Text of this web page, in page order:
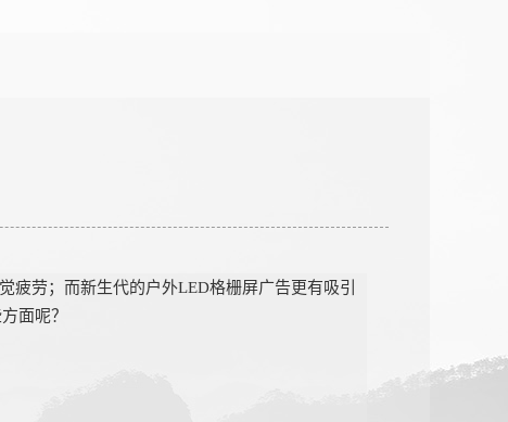
劳；而新生代的户外LED格栅屏广告更有吸引
面呢？